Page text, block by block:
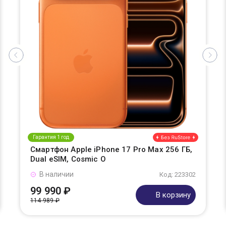
Гарантия 1 год
Смартфон Apple iPhone 17 Pro Max 256 ГБ,
Dual eSIM, Cosmic O
Код: 223302
В наличии
99 990 ₽
114 989 ₽
В корзину